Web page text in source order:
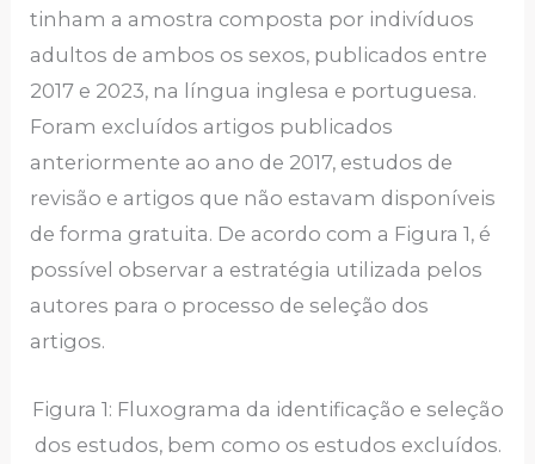
tinham a amostra composta por indivíduos
adultos de ambos os sexos, publicados entre
2017 e 2023, na língua inglesa e portuguesa.
Foram excluídos artigos publicados
anteriormente ao ano de 2017, estudos de
revisão e artigos que não estavam disponíveis
de forma gratuita. De acordo com a Figura 1, é
possível observar a estratégia utilizada pelos
autores para o processo de seleção dos
artigos.
Figura 1: Fluxograma da identificação e seleção
dos estudos, bem como os estudos excluídos.